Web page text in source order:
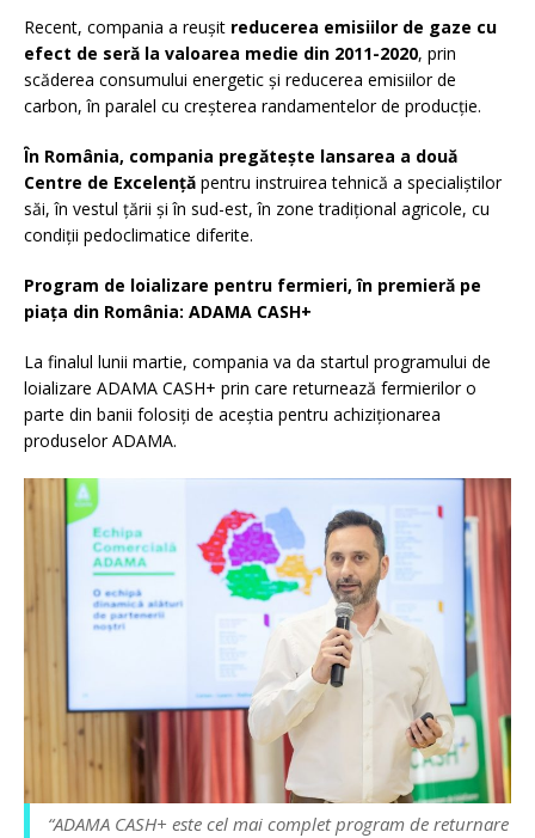
Recent, compania a reușit reducerea emisiilor de gaze cu
efect de seră la valoarea medie din 2011-2020​, prin
scăderea consumului energetic și reducerea emisiilor de
carbon, în paralel cu creșterea randamentelor de producție.
În România, compania pregătește lansarea a două
Centre de Excelență pentru instruirea tehnică a specialiștilor
săi, în vestul țării și în sud-est, în zone tradițional agricole, cu
condiții pedoclimatice diferite.
Program de loializare pentru fermieri, în premieră pe
piața din România: ADAMA CASH+
La finalul lunii martie, compania va da startul programului de
loializare ADAMA CASH+ prin care returnează fermierilor o
parte din banii folosiți de aceștia pentru achiziționarea
produselor ADAMA.
“ADAMA CASH+ este cel mai complet program de returnare